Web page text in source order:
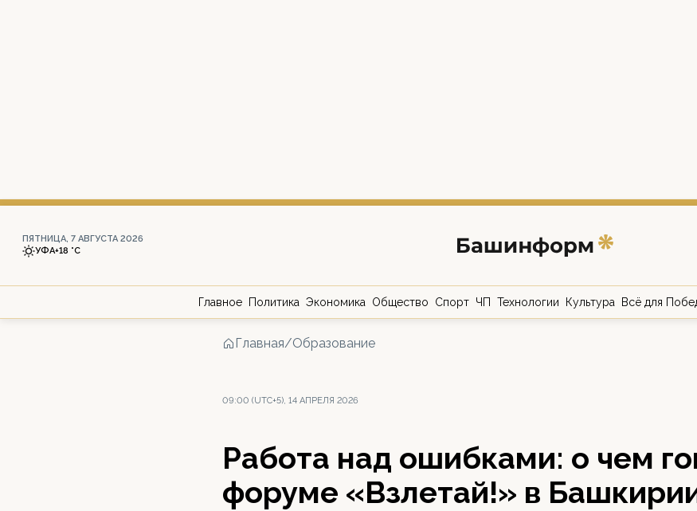
ПЯТНИЦА, 7 АВГУСТА 2026
УФА+18 °С
Главное Политика Экономика Общество Спорт ЧП Технологии Культура Всё для
Главная/Образование
09:00 (UTC+5), 14 АПРЕЛЯ 2026
Работа над ошибками: о чем
форуме «Взлетай!» в